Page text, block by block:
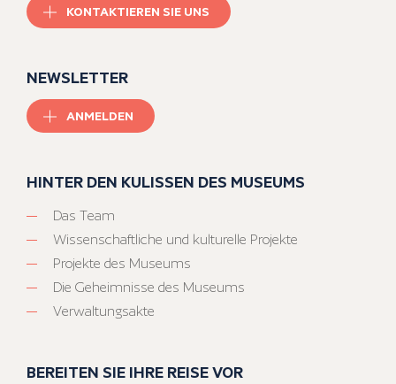
KONTAKTIEREN SIE UNS
NEWSLETTER
ANMELDEN
HINTER DEN KULISSEN DES MUSEUMS
Das Team
Wissenschaftliche und kulturelle Projekte
Projekte des Museums
Die Geheimnisse des Museums
Verwaltungsakte
BEREITEN SIE IHRE REISE VOR